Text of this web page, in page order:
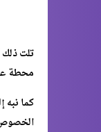
تلت ذلك
محطة
كما